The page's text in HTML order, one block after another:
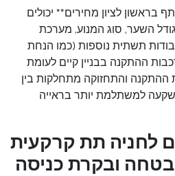
לציון מחירים** יכולים
השער, סוג המנוע, מערכת
תשתית נוספות (כמו הנחת
ההתקנה בבניין קיים לעומת
ההתקנה והתחזוקה מתחלקות בין
למשתלמת יותר בראייה
לחניה תת קרקעית
ובקרת כניסה